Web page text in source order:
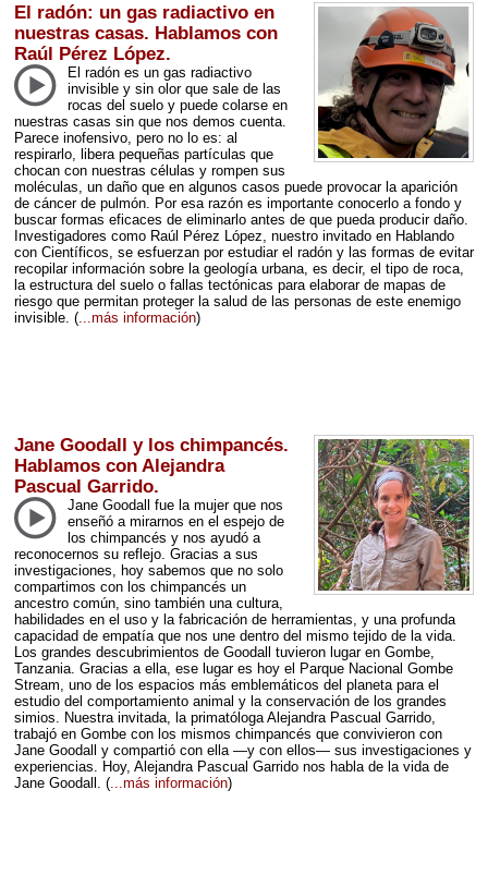
El radón: un gas radiactivo en
nuestras casas. Hablamos con
Raúl Pérez López.
El radón es un gas radiactivo
invisible y sin olor que sale de las
rocas del suelo y puede colarse en
nuestras casas sin que nos demos cuenta.
Parece inofensivo, pero no lo es: al
respirarlo, libera pequeñas partículas que
chocan con nuestras células y rompen sus
moléculas, un daño que en algunos casos puede provocar la aparición
de cáncer de pulmón. Por esa razón es importante conocerlo a fondo y
buscar formas eficaces de eliminarlo antes de que pueda producir daño.
Investigadores como Raúl Pérez López, nuestro invitado en Hablando
con Científicos, se esfuerzan por estudiar el radón y las formas de evitar
recopilar información sobre la geología urbana, es decir, el tipo de roca,
la estructura del suelo o fallas tectónicas para elaborar de mapas de
riesgo que permitan proteger la salud de las personas de este enemigo
invisible. (...más información)
Jane Goodall y los chimpancés.
Hablamos con Alejandra
Pascual Garrido.
Jane Goodall fue la mujer que nos
enseñó a mirarnos en el espejo de
los chimpancés y nos ayudó a
reconocernos su reflejo. Gracias a sus
investigaciones, hoy sabemos que no solo
compartimos con los chimpancés un
ancestro común, sino también una cultura,
habilidades en el uso y la fabricación de herramientas, y una profunda
capacidad de empatía que nos une dentro del mismo tejido de la vida.
Los grandes descubrimientos de Goodall tuvieron lugar en Gombe,
Tanzania. Gracias a ella, ese lugar es hoy el Parque Nacional Gombe
Stream, uno de los espacios más emblemáticos del planeta para el
estudio del comportamiento animal y la conservación de los grandes
simios. Nuestra invitada, la primatóloga Alejandra Pascual Garrido,
trabajó en Gombe con los mismos chimpancés que convivieron con
Jane Goodall y compartió con ella —y con ellos— sus investigaciones y
experiencias. Hoy, Alejandra Pascual Garrido nos habla de la vida de
Jane Goodall.
(...más información)